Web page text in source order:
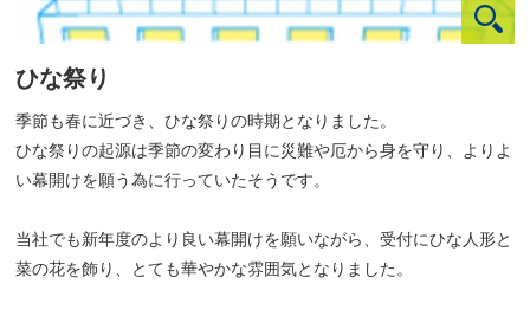
ひな祭り
季節も春に近づき、ひな祭りの時期となりました。
ひな祭りの起源は季節の変わり目に災難や厄から身を守り、よりよ
い幕開けを願う為に行っていたそうです。
当社でも新年度のより良い幕開けを願いながら、受付にひな人形と
菜の花を飾り、とても華やかな雰囲気となりました。